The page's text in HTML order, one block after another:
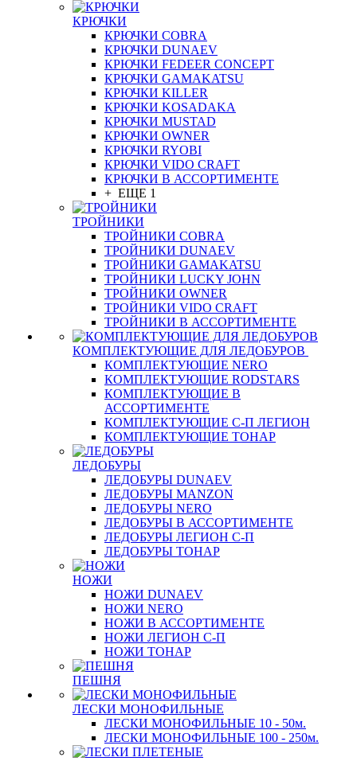
КРЮЧКИ
КРЮЧКИ COBRA
КРЮЧКИ DUNAEV
КРЮЧКИ FEDEER CONCEPT
КРЮЧКИ GAMAKATSU
КРЮЧКИ KILLER
КРЮЧКИ KOSADAKA
КРЮЧКИ MUSTAD
КРЮЧКИ OWNER
КРЮЧКИ RYOBI
КРЮЧКИ VIDO CRAFT
КРЮЧКИ В АССОРТИМЕНТЕ
+ ЕЩЕ 1
ТРОЙНИКИ
ТРОЙНИКИ COBRA
ТРОЙНИКИ DUNAEV
ТРОЙНИКИ GAMAKATSU
ТРОЙНИКИ LUCKY JOHN
ТРОЙНИКИ OWNER
ТРОЙНИКИ VIDO CRAFT
ТРОЙНИКИ В АССОРТИМЕНТЕ
КОМПЛЕКТУЮЩИЕ ДЛЯ ЛЕДОБУРОВ
КОМПЛЕКТУЮЩИЕ NERO
КОМПЛЕКТУЮЩИЕ RODSTARS
КОМПЛЕКТУЮЩИЕ В
АССОРТИМЕНТЕ
КОМПЛЕКТУЮЩИЕ С-П ЛЕГИОН
КОМПЛЕКТУЮЩИЕ ТОНАР
ЛЕДОБУРЫ
ЛЕДОБУРЫ DUNAEV
ЛЕДОБУРЫ MANZON
ЛЕДОБУРЫ NERO
ЛЕДОБУРЫ В АССОРТИМЕНТЕ
ЛЕДОБУРЫ ЛЕГИОН С-П
ЛЕДОБУРЫ ТОНАР
НОЖИ
НОЖИ DUNAEV
НОЖИ NERO
НОЖИ В АССОРТИМЕНТЕ
НОЖИ ЛЕГИОН С-П
НОЖИ ТОНАР
ПЕШНЯ
ЛЕСКИ МОНОФИЛЬНЫЕ
ЛЕСКИ МОНОФИЛЬНЫЕ 10 - 50м.
ЛЕСКИ МОНОФИЛЬНЫЕ 100 - 250м.